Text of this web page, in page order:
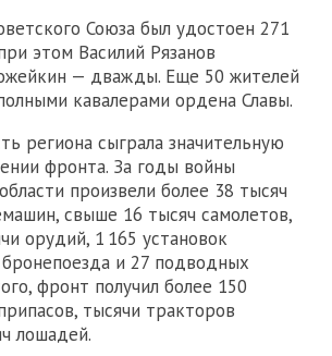
Союза был удостоен 271
этом Василий Рязанов
— дважды. Еще 50 жителей
кавалерами ордена Славы.
региона сыграла значительную
фронта. За годы войны
произвели более 38 тысяч
свыше 16 тысяч самолетов,
орудий, 1 165 установок
и 27 подводных
фронт получил более 150
тысячи тракторов
лошадей.